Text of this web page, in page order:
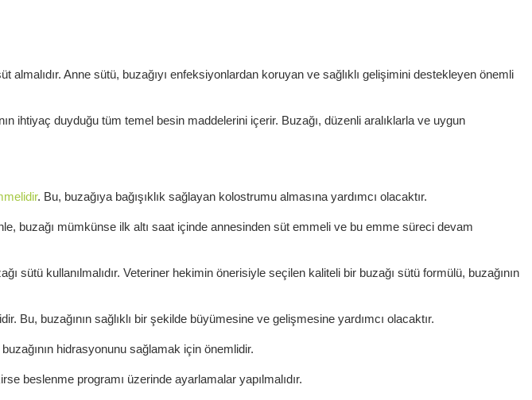
Anne sütü, buzağıyı enfeksiyonlardan koruyan ve sağlıklı gelişimini destekleyen önemli
ihtiyaç duyduğu tüm temel besin maddelerini içerir. Buzağı, düzenli aralıklarla ve uygun
. Bu, buzağıya bağışıklık sağlayan kolostrumu almasına yardımcı olacaktır.
buzağı mümkünse ilk altı saat içinde annesinden süt emmeli ve bu emme süreci devam
kullanılmalıdır. Veteriner hekimin önerisiyle seçilen kaliteli bir buzağı sütü formülü, buzağının
Bu, buzağının sağlıklı bir şekilde büyümesine ve gelişmesine yardımcı olacaktır.
hidrasyonunu sağlamak için önemlidir.
beslenme programı üzerinde ayarlamalar yapılmalıdır.